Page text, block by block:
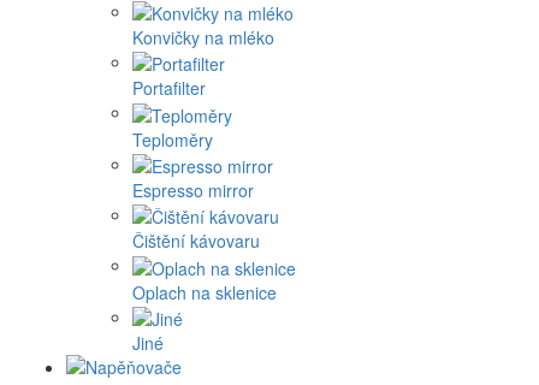
Konvičky na mléko
Portafilter
Teploměry
Espresso mirror
Čištění kávovaru
Oplach na sklenice
Jiné